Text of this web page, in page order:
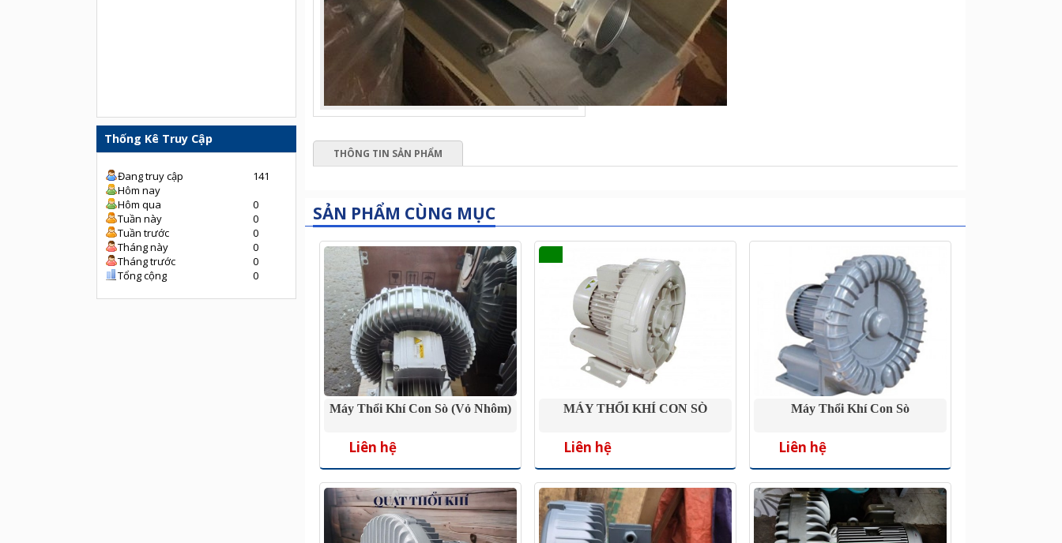
Thống Kê Truy Cập
Đang truy cập
141
Hôm nay
Hôm qua
0
Tuần này
0
Tuần trước
0
Tháng này
0
Tháng trước
0
Tổng cộng
0
THÔNG TIN SẢN PHẨM
SẢN PHẨM CÙNG MỤC
Máy Thổi Khí Con Sò (vỏ Nhôm)
Liên hệ
MÁY THỔI KHÍ CON SÒ
Liên hệ
Máy Thổi Khí Con Sò
Liên hệ